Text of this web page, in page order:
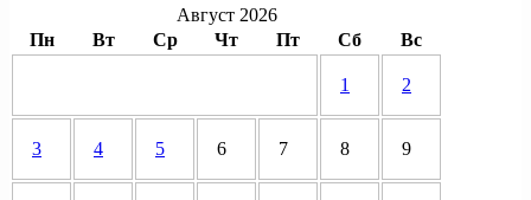
Август 2026
Пн
Вт Ср Чт Пт Сб Вс
1 2
3 4 5 6 7 8 9